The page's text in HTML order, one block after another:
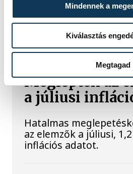
Mindennek a
Kiválasztás
Megtagad
alkalommal hirdette
strandétele versenyt,
eddiginél több, 22
étellel indult. Egy
Meglepték az
a júliusi
Hatalmas
az elemzők a júliusi,
inflációs adatot.